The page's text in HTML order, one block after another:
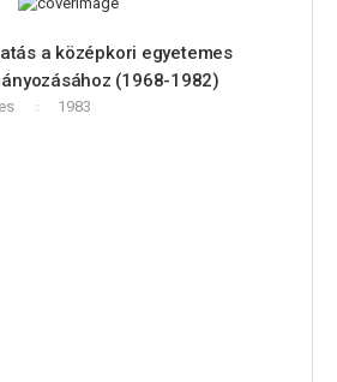
a középkori egyetemes
(1968-1982)
1983